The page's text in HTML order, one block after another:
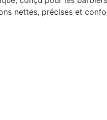
nettes, précises et